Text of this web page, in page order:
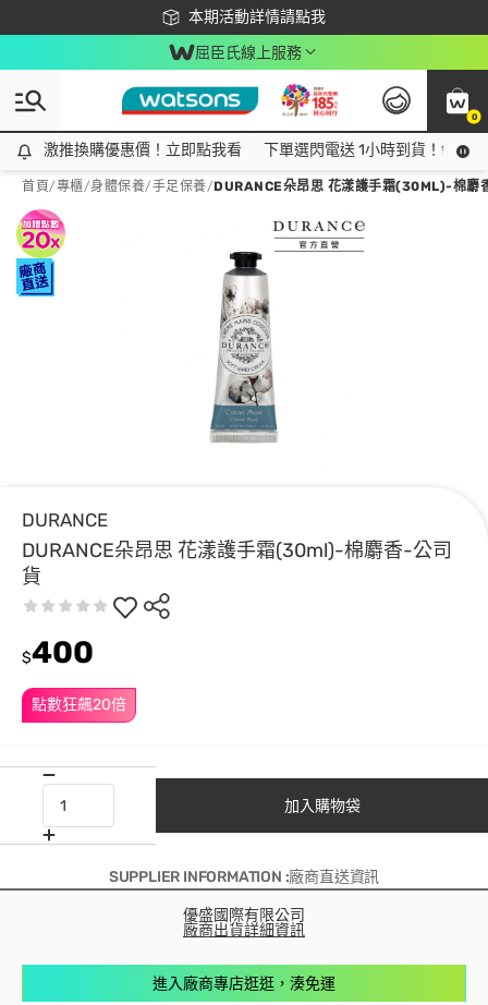
本期活動詳情請點我
下載app最高回饋$350
屈臣氏線上服務
0
激推換購優惠價！立即點我看
激推換購優惠價！立即點我看 下單選閃電送 1小時到貨！領神
首頁/專櫃/身體保養/手足保養/DURANCE朵昂思 花漾護手霜(30ML)-棉麝
DURANCE
DURANCE朵昂思 花漾護手霜(30ml)-棉麝香-公司
貨
點數狂飆20倍
$400
加入購物袋
SUPPLIER INFORMATION :廠商直送資訊
優盛國際有限公司
廠商出貨詳細資訊
進入廠商專店逛逛，湊免運